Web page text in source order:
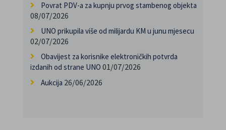
Povrat PDV-a za kupnju prvog stambenog objekta
08/07/2026
UNO prikupila više od milijardu KM u junu mjesecu
02/07/2026
Obavijest za korisnike elektroničkih potvrda
izdanih od strane UNO 01/07/2026
Aukcija 26/06/2026